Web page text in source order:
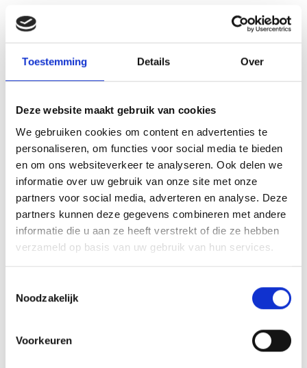
Toestemming Details Over
Deze website maakt gebruik van cookies
We gebruiken cookies om content en advertenties te
personaliseren, om functies voor social media te bieden
en om ons websiteverkeer te analyseren. Ook delen we
informatie over uw gebruik van onze site met onze
partners voor social media, adverteren en analyse. Deze
partners kunnen deze gegevens combineren met andere
informatie die u aan ze heeft verstrekt of die ze hebben
verzameld op basis van uw gebruik van hun services.
Noodzakelijk
Voorkeuren
Windows met Java 32 bit, geen MacOS.
De tijden van de activiteiten kloppen niet.
Tijden staan in UTC-tijd, tijdsweergave is te wijzigen bij
opties.
Terug naar boven